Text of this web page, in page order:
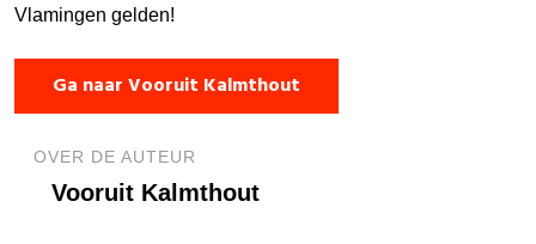
Vlamingen gelden!
Ga naar Vooruit Kalmthout
OVER DE AUTEUR
Vooruit Kalmthout